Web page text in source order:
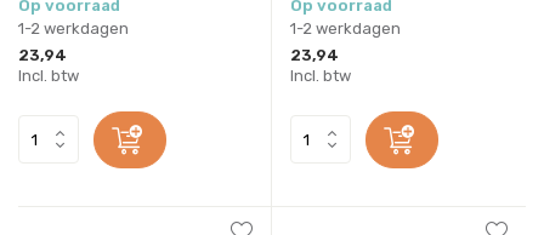
Op voorraad
1-2 werkdagen
23,94
Incl. btw
Op voorraad
1-2 werkdagen
23,94
Incl. btw